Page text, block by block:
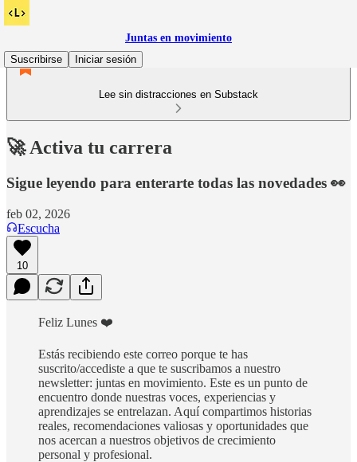
Juntas en movimiento
Suscribirse
Iniciar sesión
Lee sin distracciones en Substack
🚀 Activa tu carrera
Sigue leyendo para enterarte todas las novedades 👀
feb 02, 2026
Escucha
10
Feliz Lunes ❤️
Estás recibiendo este correo porque te has
suscrito/accediste a que te suscribamos a nuestro
newsletter: juntas en movimiento. Este es un punto de
encuentro donde nuestras voces, experiencias y
aprendizajes se entrelazan. Aquí compartimos historias
reales, recomendaciones valiosas y oportunidades que
nos acercan a nuestros objetivos de crecimiento
personal y profesional.